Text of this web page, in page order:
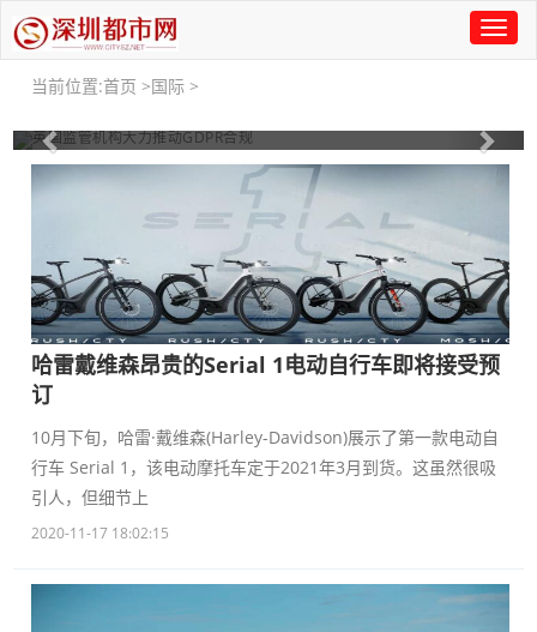
Toggle
当前位置:首页 >国际 >
英国监管机构大力推动GDPR合规
Previous
哈雷戴维森昂贵的Serial 1电动自行车即将接受预
订
10月下旬，哈雷·戴维森(Harley-Davidson)展示了第一款电动自
行车 Serial 1，该电动摩托车定于2021年3月到货。这虽然很吸
引人，但细节上
2020-11-17 18:02:15